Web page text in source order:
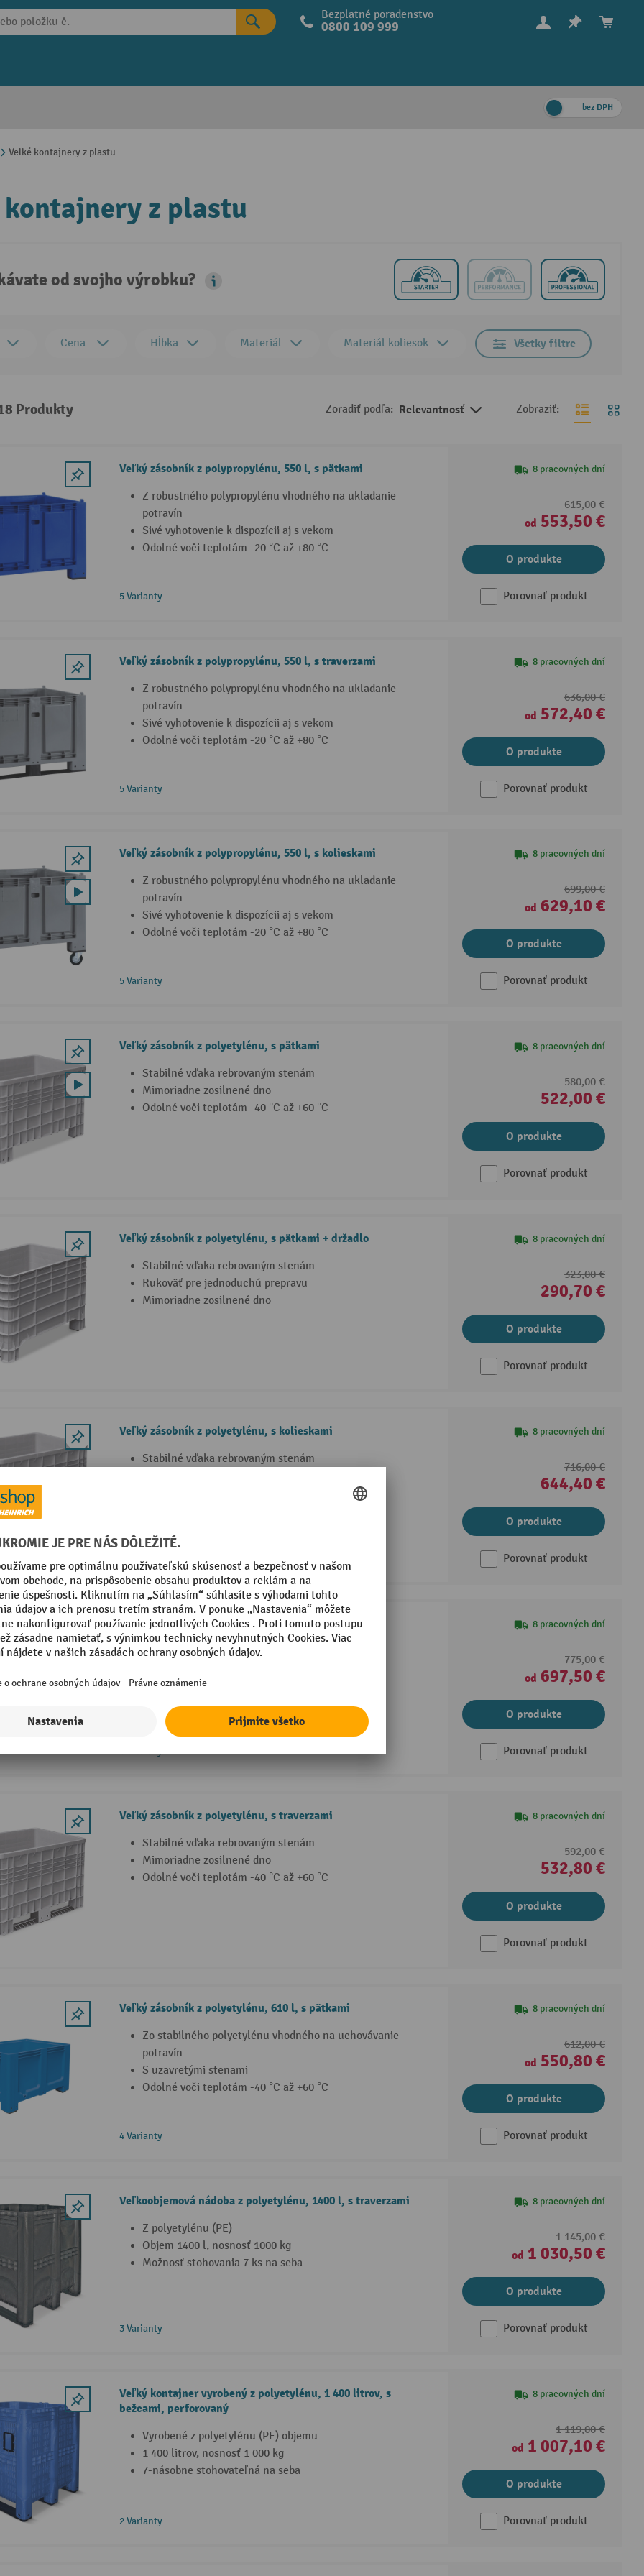
Bezplatné poradenstvo
0800 109 999
bez DPH
Velké kontajnery z plastu
kontajnery z plastu
od svojho výrobku?
Cena Hĺbka Materiál Materiál koliesok Všetky filtre
Produkty Zoradiť podľa: Relevantnosť Zobraziť:
Veľký zásobník z polypropylénu, 550 l, s pätkami
Z robustného polypropylénu vhodného na ukladanie
potravín
Sivé vyhotovenie k dispozícii aj s vekom
Odolné voči teplotám -20 °C až +80 °C
5 Varianty
8 pracovných dní
615,00 €
od 553,50 €
O produkte
Porovnať produkt
Veľký zásobník z polypropylénu, 550 l, s traverzami
Z robustného polypropylénu vhodného na ukladanie
potravín
Sivé vyhotovenie k dispozícii aj s vekom
Odolné voči teplotám -20 °C až +80 °C
5 Varianty
8 pracovných dní
636,00 €
od 572,40 €
O produkte
Porovnať produkt
Veľký zásobník z polypropylénu, 550 l, s kolieskami
Z robustného polypropylénu vhodného na ukladanie
potravín
Sivé vyhotovenie k dispozícii aj s vekom
Odolné voči teplotám -20 °C až +80 °C
5 Varianty
8 pracovných dní
699,00 €
od 629,10 €
O produkte
Porovnať produkt
Veľký zásobník z polyetylénu, s pätkami
Stabilné vďaka rebrovaným stenám
Mimoriadne zosilnené dno
Odolné voči teplotám -40 °C až +60 °C
8 pracovných dní
580,00 €
522,00 €
O produkte
Porovnať produkt
Veľký zásobník z polyetylénu, s pätkami + držadlo
Stabilné vďaka rebrovaným stenám
Rukoväť pre jednoduchú prepravu
Mimoriadne zosilnené dno
8 pracovných dní
323,00 €
290,70 €
O produkte
Porovnať produkt
Veľký zásobník z polyetylénu, s kolieskami
Stabilné vďaka rebrovaným stenám
8 pracovných dní
716,00 €
644,40 €
O produkte
Porovnať produkt
Veľký zásobník z polyetylénu, 610 l, s traverzami
S uzavretými stenami
Vhodné pre tekutiny
4 Varianty
8 pracovných dní
775,00 €
od 697,50 €
O produkte
Porovnať produkt
Veľký zásobník z polyetylénu, s traverzami
Stabilné vďaka rebrovaným stenám
Mimoriadne zosilnené dno
Odolné voči teplotám -40 °C až +60 °C
8 pracovných dní
592,00 €
532,80 €
O produkte
Porovnať produkt
Veľký zásobník z polyetylénu, 610 l, s pätkami
Zo stabilného polyetylénu vhodného na uchovávanie
potravín
S uzavretými stenami
Odolné voči teplotám -40 °C až +60 °C
4 Varianty
8 pracovných dní
612,00 €
od 550,80 €
O produkte
Porovnať produkt
Veľkoobjemová nádoba z polyetylénu, 1400 l, s traverzami
Z polyetylénu (PE)
Objem 1400 l, nosnosť 1000 kg
Možnosť stohovania 7 ks na seba
3 Varianty
8 pracovných dní
1 145,00 €
od 1 030,50 €
O produkte
Porovnať produkt
Veľký kontajner vyrobený z polyetylénu, 1 400 litrov, s
bežcami, perforovaný
Vyrobené z polyetylénu (PE) objemu
1 400 litrov, nosnosť 1 000 kg
7-násobne stohovateľná na seba
2 Varianty
8 pracovných dní
1 119,00 €
od 1 007,10 €
O produkte
Porovnať produkt